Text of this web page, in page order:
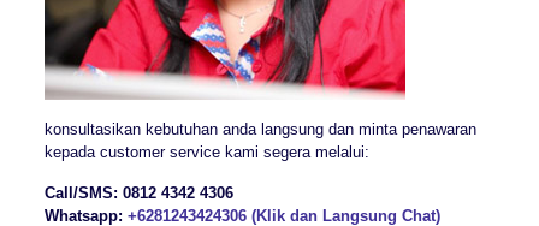
konsultasikan kebutuhan anda langsung dan minta penawaran
kepada customer service kami segera melalui:
Call/SMS: 0812 4342 4306
Whatsapp: +6281243424306 (Klik dan Langsung Chat)